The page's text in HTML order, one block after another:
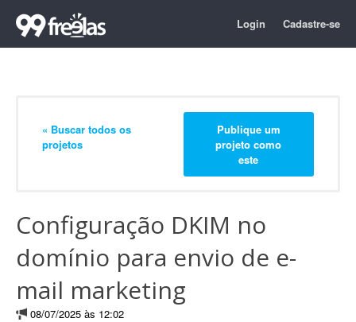
Login Cadastre-se
« Buscar todos os
projetos
Publique um
projeto como
este
Configuração DKIM no
domínio para envio de e-
mail marketing
08/07/2025 às 12:02